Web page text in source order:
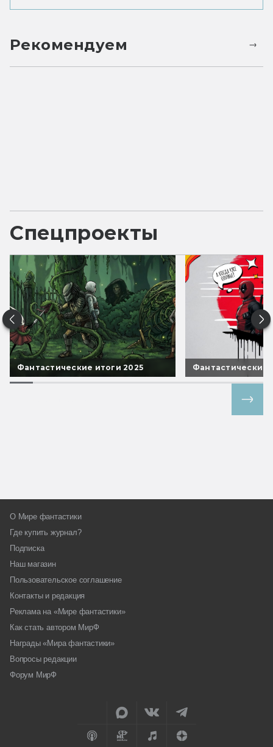
Рекомендуем
Спецпроекты
Фантастические итоги 2025 Фантастические
О Мире фантастики
Где купить журнал?
Подписка
Наш магазин
Пользовательское соглашение
Контакты и редакция
Реклама на «Мире фантастики»
Как стать автором МирФ
Награды «Мира фантастики»
Вопросы редакции
Форум МирФ